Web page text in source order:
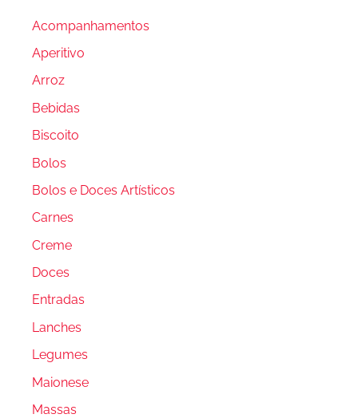
Acompanhamentos
Aperitivo
Arroz
Bebidas
Biscoito
Bolos
Bolos e Doces Artísticos
Carnes
Creme
Doces
Entradas
Lanches
Legumes
Maionese
Massas